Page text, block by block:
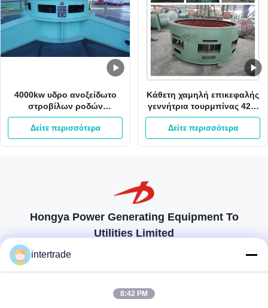
4000kw υδρο ανοξείδωτο
στροβίλων ροδών
στροβίλων 400V Kaplan
Kaplan νερού
Δείτε περισσότερα
Κάθετη χαμηλή επικεφαλής
γεννήτρια τουρμπίνας 42m
980kw 3m3/S Kaplan
Δείτε περισσότερα
Hongya Power Generating Equipment To
Utilities Limited
προσαρμοσμένες λύσεις για να ανταποκρίνονται στις απαιτήσεις των
intertrade
8:42 PM